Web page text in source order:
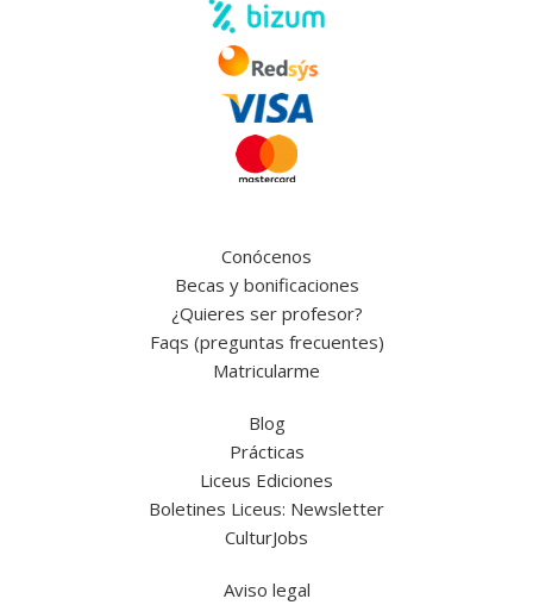
Conócenos
Becas y bonificaciones
¿Quieres ser profesor?
Faqs (preguntas frecuentes)
Matricularme
Blog
Prácticas
Liceus Ediciones
Boletines Liceus: Newsletter
CulturJobs
Aviso legal